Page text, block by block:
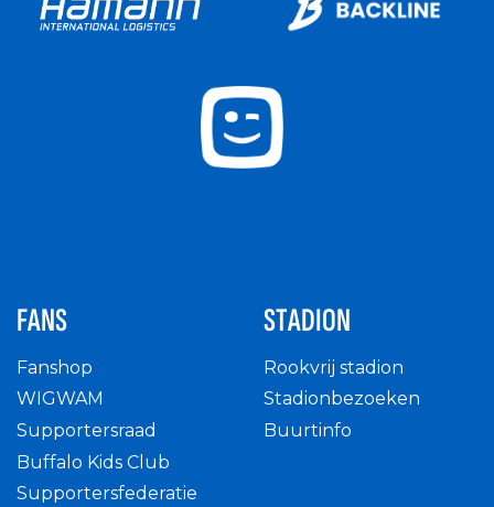
FANS
Fanshop
WIGWAM
Supportersraad
Buffalo Kids Club
Supportersfederatie
STADION
Rookvrij stadion
Stadionbezoeken
Buurtinfo